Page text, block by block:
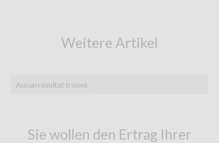
Weitere Artikel
Aucun résultat trouvé.
Sie wollen den Ertrag Ihrer